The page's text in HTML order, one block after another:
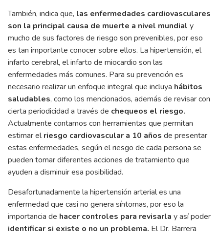
También, indica que, las enfermedades cardiovasculares
son la principal causa de muerte a nivel mundial y
mucho de sus factores de riesgo son prevenibles, por eso
es tan importante conocer sobre ellos. La hipertensión, el
infarto cerebral, el infarto de miocardio son las
enfermedades más comunes. Para su prevención es
necesario realizar un enfoque integral que incluya hábitos
saludables, como los mencionados, además de revisar con
cierta periodicidad a través de chequeos el riesgo.
Actualmente contamos con herramientas que permitan
estimar elriesgo cardiovascular a 10 años de presentar
estas enfermedades, según el riesgo de cada persona se
pueden tomar diferentes acciones de tratamiento que
ayuden a disminuir esa posibilidad.
Desafortunadamente la hipertensión arterial es una
enfermedad que casi no genera síntomas, por eso la
importancia de hacer controles para revisarla y así poder
identificar si existe o no un problema. El Dr. Barrera